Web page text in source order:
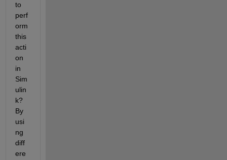
to
perf
orm
this
acti
on
in
Sim
ulin
k?
By
usi
ng
diff
ere